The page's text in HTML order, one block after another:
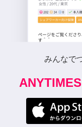
みんなで